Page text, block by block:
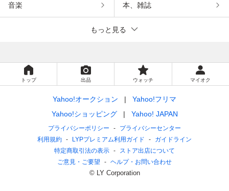
音楽 本、雑誌
もっと見る
トップ 出品 ウォッチ マイオク
Yahoo!オークション
Yahoo!フリマ
Yahoo!ショッピング
Yahoo! JAPAN
プライバシーポリシー
プライバシーセンター
利用規約
LYPプレミアム利用ガイド
ガイドライン
特定商取引法の表示
ストア出店について
ご意見・ご要望
ヘルプ・お問い合わせ
© LY Corporation